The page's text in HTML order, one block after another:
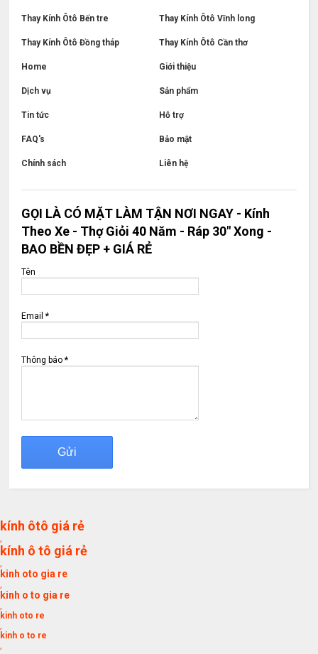
Thay Kính Ôtô Bến tre Thay Kính Ôtô Vĩnh long
Thay Kính Ôtô Đồng tháp Thay Kính Ôtô Cần thơ
Home Giới thiệu
Dịch vụ Sản phẩm
Tin tức Hỗ trợ
FAQ's Bảo mật
Chính sách Liên hệ
GỌI LÀ CÓ MẶT LÀM TẬN NƠI NGAY - Kính
Theo Xe - Thợ Giỏi 40 Năm - Ráp 30" Xong -
BAO BỀN ĐẸP + GIÁ RẺ
Tên
Email*
Thông báo*
kính ôtô giá rẻ
,
kính ô tô giá rẻ
,
kinh oto gia re
,
kinh o to gia re
,
kinh oto re
,
kinh o to re
,